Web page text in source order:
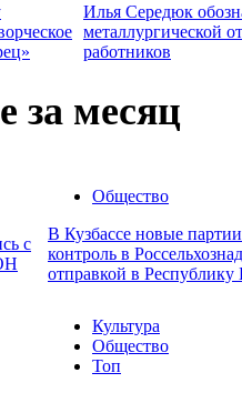
Илья Середюк
металлургической
работников
за месяц
с
Общество
В Кузбассе новые
контроль в
отправкой в Республику
Культура
Общество
Топ